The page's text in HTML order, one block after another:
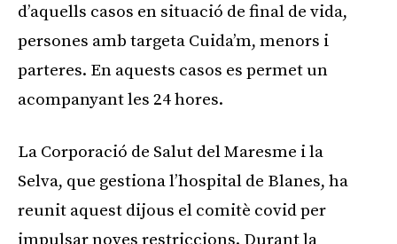
d’aquells casos en situació de final de vida,
persones amb targeta Cuida’m, menors i
parteres. En aquests casos es permet un
acompanyant les 24 hores.
La Corporació de Salut del Maresme i la
Selva, que gestiona l’hospital de Blanes, ha
reunit aquest dijous el comitè covid per
impulsar noves restriccions. Durant la